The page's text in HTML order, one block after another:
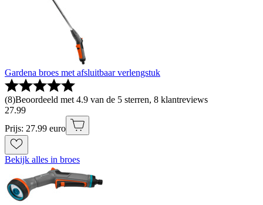
Gardena broes met afsluitbaar verlengstuk
(8)Beoordeeld met 4.9 van de 5 sterren, 8 klantreviews
27.99
Prijs: 27.99 euro
Bekijk alles in broes